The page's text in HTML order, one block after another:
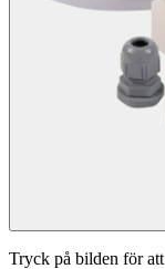
Tryck på bilden för